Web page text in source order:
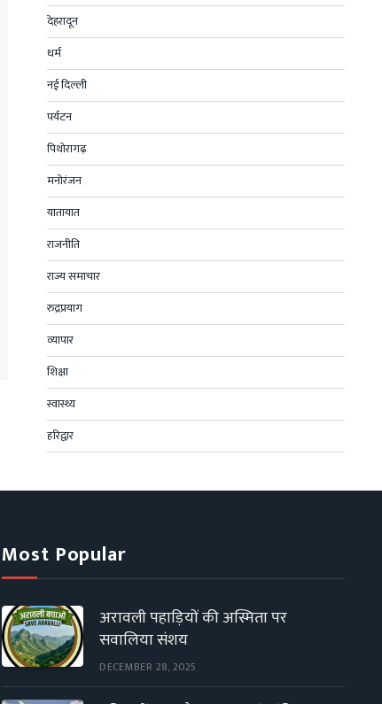
देहरादून
धर्म
नई दिल्ली
पर्यटन
पिथोरागढ़
मनोरंजन
यातायात
राजनीति
राज्य समाचार
रुद्रप्रयाग
व्यापार
शिक्षा
स्वास्थ्य
हरिद्वार
Most Popular
अरावली पहाड़ियों की अस्मिता पर
सवालिया संशय
DECEMBER 28, 2025